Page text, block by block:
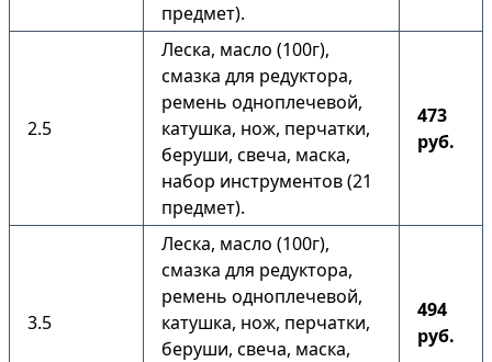
предмет).
2.5
Леска, масло (100г),
смазка для редуктора,
ремень одноплечевой,
катушка, нож, перчатки,
беруши, свеча, маска,
набор инструментов (21
предмет).
473
руб.
3.5
Леска, масло (100г),
смазка для редуктора,
ремень одноплечевой,
катушка, нож, перчатки,
беруши, свеча, маска,
494
руб.